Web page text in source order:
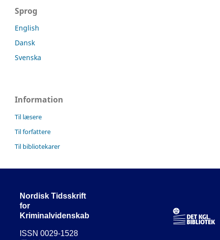
Sprog
English
Dansk
Svenska
Information
Til læsere
Til forfattere
Til bibliotekarer
Nordisk Tidsskrift
for
Kriminalvidenskab
ISSN 0029-1528